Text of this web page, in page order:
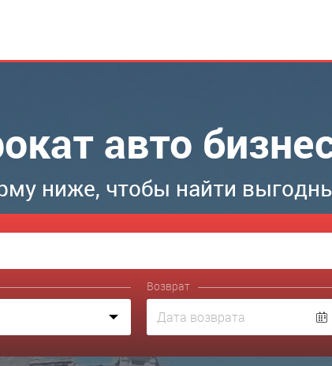
авто
ниже, чтобы найти
Возврат